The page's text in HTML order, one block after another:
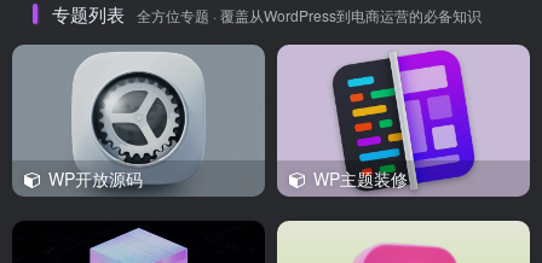
专题列表 全方位专题 · 覆盖从WordPress到电商运营的必备知识
WP开放源码 WP主题装修